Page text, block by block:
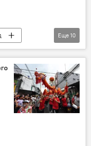
Земля
Общество
Еще 10